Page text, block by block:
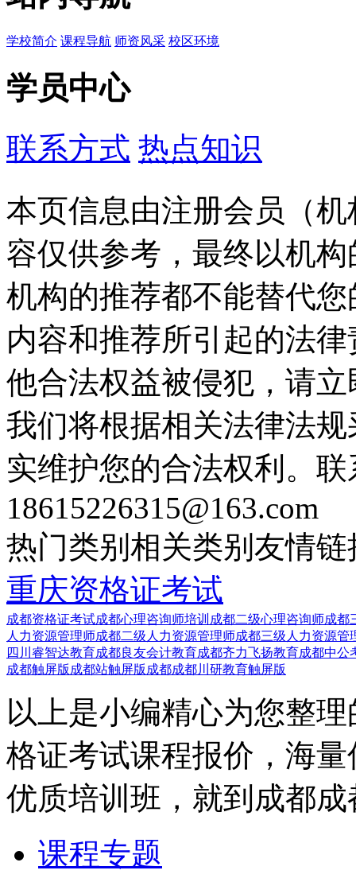
学校简介 课程导航 师资风采 校区环境
学员中心
联系方式 热点知识
本页信息由注册会员（
容仅供参考，最终以机
机构的推荐都不能替代
内容和推荐所引起的法
他合法权益被侵犯，请
我们将根据相关法律法
实维护您的合法权利。
18615226315@163.com
热门类别 相关类别 友情链
重庆资格证考试
成都资格证考试成都心理咨询师培训 成都二级心理咨询师成都
人力资源管理师成都二级人力资源管理师成都三级人力资源管
四川睿智达教育成都良友会计教育成都齐力飞扬教育成都中公
成都触屏版 成都站触屏版 成都成都川研教育触屏版
以上是小编精心为您整
格证考试课程报价，海
优质培训班，就到成都
课程专题